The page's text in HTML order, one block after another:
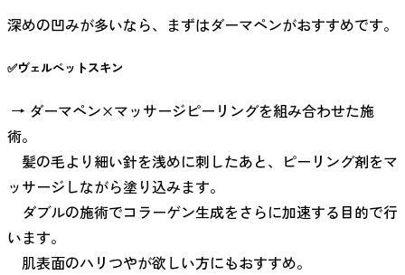
深めの凹みが多いなら、まずはダーマペンがおすすめです。
✅ヴェルべットスキン
→ ダーマペン×マッサージピーリングを組み合わせた施
術。
髪の毛より細い針を浅めに刺したあと、ピーリング剤をマ
ッサージしながら塗り込みます。
ダブルの施術でコラーゲン生成をさらに加速する目的で行
います。
肌表面のハリつやが欲しい方にもおすすめ。